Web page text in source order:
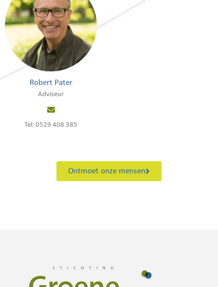
Robert Pater
Adviseur
Tel: 0529 408 385
Ontmoet onze mensen